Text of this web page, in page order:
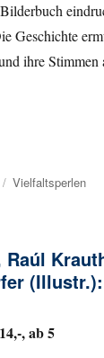
Geschichte
ihre Stimmen
Kategorien
Vielfaltsperlen
, ab 5